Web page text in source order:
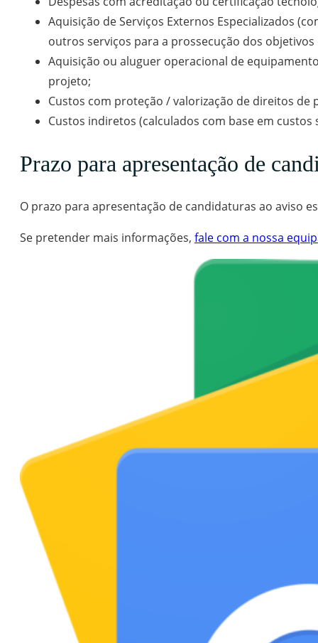
Aquisição de Serviços Externos Especializados
outros serviços para a prossecução dos
Aquisição ou aluguer operacional de
projeto;
Custos com proteção / valorização de direitos
Custos indiretos (calculados com base em
Prazo para apresentação de
O prazo para apresentação de candidaturas ao aviso
Se pretender mais informações, fale com a nossa